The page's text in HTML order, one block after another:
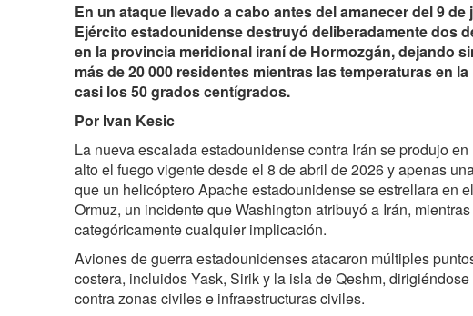
En un ataque llevado a cabo antes del amanecer del 9 de
Ejército estadounidense destruyó deliberadamente dos
en la provincia meridional iraní de Hormozgán, dejando
más de 20 000 residentes mientras las temperaturas en
casi los 50 grados centígrados.
Por Ivan Kesic
La nueva escalada estadounidense contra Irán se produjo
alto el fuego vigente desde el 8 de abril de 2026 y apenas
que un helicóptero Apache estadounidense se estrellara en
Ormuz, un incidente que Washington atribuyó a Irán,
categóricamente cualquier implicación.
Aviones de guerra estadounidenses atacaron múltiples
costera, incluidos Yask, Sirik y la isla de Qeshm,
contra zonas civiles e infraestructuras civiles.